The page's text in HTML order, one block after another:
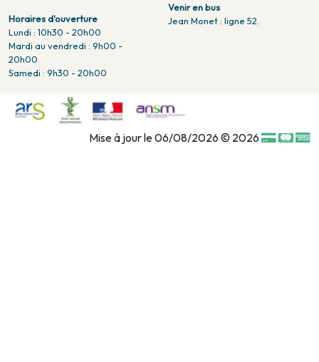
Horaires d'ouverture
Lundi : 10h30 - 20h00
Mardi au vendredi : 9h00 -
20h00
Samedi : 9h30 - 20h00
Venir en bus
Jean Monet : ligne 52.
Mise à jour le 06/08/2026 © 2026